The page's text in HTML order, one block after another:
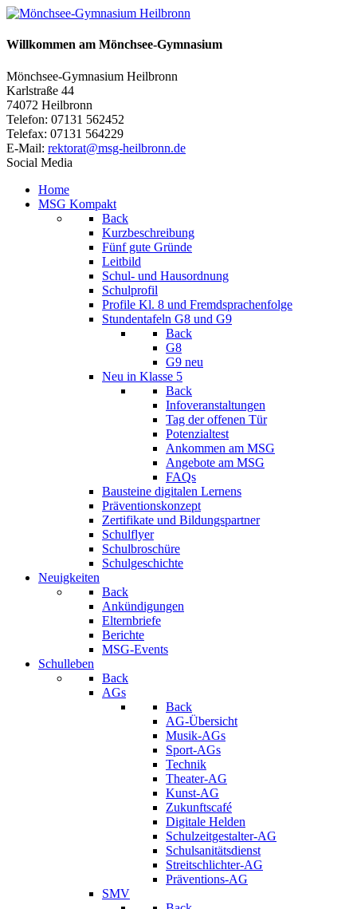
Willkommen am Mönchsee-Gymnasium
Mönchsee-Gymnasium Heilbronn
Karlstraße 44
74072 Heilbronn
Telefon: 07131 562452
Telefax: 07131 564229
E-Mail: rektorat@msg-heilbronn.de
Social Media
Home
MSG Kompakt
Back
Kurzbeschreibung
Fünf gute Gründe
Leitbild
Schul- und Hausordnung
Schulprofil
Profile Kl. 8 und Fremdsprachenfolge
Stundentafeln G8 und G9
Back
G8
G9 neu
Neu in Klasse 5
Back
Infoveranstaltungen
Tag der offenen Tür
Potenzialtest
Ankommen am MSG
Angebote am MSG
FAQs
Bausteine digitalen Lernens
Präventionskonzept
Zertifikate und Bildungspartner
Schulflyer
Schulbroschüre
Schulgeschichte
Neuigkeiten
Back
Ankündigungen
Elternbriefe
Berichte
MSG-Events
Schulleben
Back
AGs
Back
AG-Übersicht
Musik-AGs
Sport-AGs
Technik
Theater-AG
Kunst-AG
Zukunftscafé
Digitale Helden
Schulzeitgestalter-AG
Schulsanitätsdienst
Streitschlichter-AG
Präventions-AG
SMV